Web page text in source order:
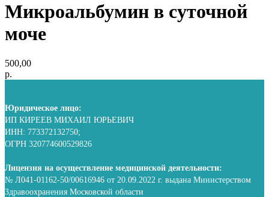
Микроальбумин в суточной
моче
500,00
р.
Юридическое лицо:
ИП КИРЕЕВ МИХАИЛ ЮРЬЕВИЧ
ИНН: 773372132750;
ОГРН 320774600529826
Лицензия на осуществление медицинской деятельности:
№ Л041-01162-50/00616946 от 20.09.2022 г. выдана Министерством
Здравоохранения Московской области